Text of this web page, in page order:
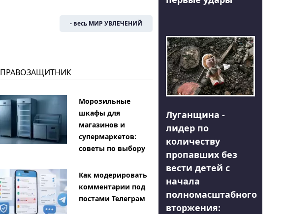
- весь МИР УВЛЕЧЕНИЙ
ПРАВОЗАЩИТНИК
Морозильные
шкафы для
магазинов и
супермаркетов:
советы по выбору
Как модерировать
комментарии под
постами Телеграм
Луганщина -
лидер по
количеству
пропавших без
вести детей с
начала
полномасштабного
вторжения: